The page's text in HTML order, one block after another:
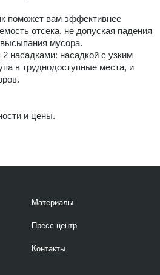
поможет вам эффективнее
отсека, не допуская падения
мусора.
насадками: насадкой с узким
в труднодоступные места, и
и цены.
Материалы
Пресс-центр
Контакты